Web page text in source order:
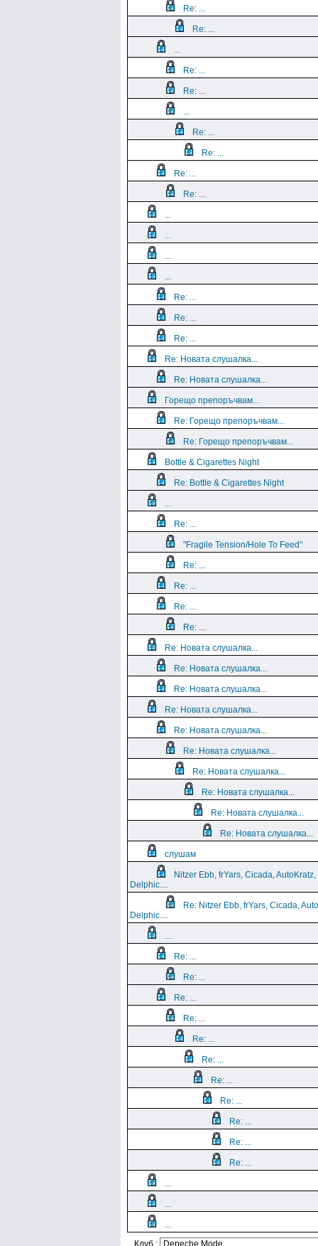
Re: ...
Re: ...
...
Re: ...
Re: ...
...
Re: ...
Re: ...
Re: ...
Re: ...
...
...
...
...
Re: ...
Re: ...
Re: ...
Re: Новата слушалка...
Re: Новата слушалка...
Горещо препоръчвам...
Re: Горещо препоръчвам...
Re: Горещо препоръчвам...
Bottle & Cigarettes Night
Re: Bottle & Cigarettes Night
...
Re: ...
"Fragile Tension/Hole To Feed"
Re: ...
Re: ...
Re: ...
Re: ...
Re: Новата слушалка...
Re: Новата слушалка...
Re: Новата слушалка...
Re: Новата слушалка...
Re: Новата слушалка...
Re: Новата слушалка...
Re: Новата слушалка...
Re: Новата слушалка...
Re: Новата слушалка...
Re: Новата слушалка...
слушам
Nitzer Ebb, frYars, Cicada, AutoKratz,
Delphic....
Re: Nitzer Ebb, frYars, Cicada,
Delphic....
...
Re: ...
Re: ...
Re: ...
Re: ...
Re: ...
Re: ...
Re: ...
Re: ...
Re: ...
Re: ...
Re: ...
...
...
...
Клуб :